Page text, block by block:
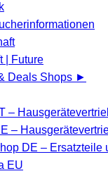
| Future
Deals Shops ►
–
–
DE – Ersatzteile
EU